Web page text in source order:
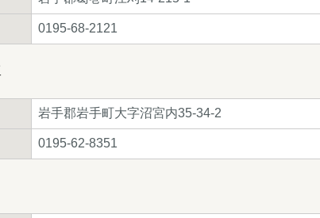
0195-68-2121
岩手郡岩手町大字沼宮内35-34-2
0195-62-8351